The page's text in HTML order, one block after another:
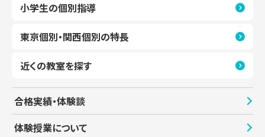
小学生の個別指導
東京個別・関西個別の特長
近くの教室を探す
合格実績・体験談
体験授業について